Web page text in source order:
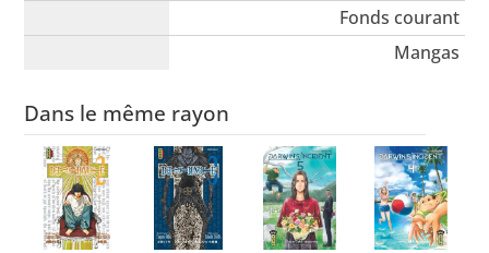
Fonds courant
Mangas
Dans le même rayon